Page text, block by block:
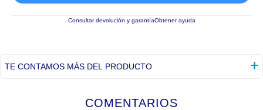
Consultar devolución y garantíaObtener ayuda
TE CONTAMOS MÁS DEL PRODUCTO
COMENTARIOS